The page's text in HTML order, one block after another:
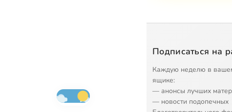
Подписаться на
Каждую неделю в
ящике:
— анонсы лучших
— новости подопечных